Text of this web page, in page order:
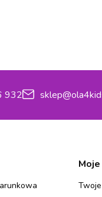
932